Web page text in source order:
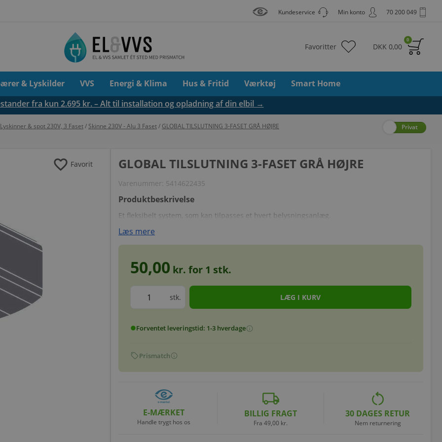
70 200 049
Min konto
Kundeservice
0
DKK 0,00
Favoritter
& Lyskilder VVS Energi & Klima Hus & Fritid Værktøj
Smart Home
fra kun 2.695 kr. – Alt til installation og opladning af din elbil →
& spot 230V, 3 Faset/ Skinne 230V - Alu 3 Faset/ GLOBAL TILSLUTNING 3-FASET GRÅ HØJRE Privat
favorite Favorit GLOBAL TILSLUTNING 3-FASET GRÅ HØJRE
Varenummer: 5414622435
Produktbeskrivelse
Et fleksibelt system, som kan tilpasses et hvert belysningsanlæg.
Læs mere
50,00 kr. for 1 stk.
stk.
circleForventet leveringstid: 1-3 hverdageinfo
sellPrismatchinfo
E-MÆRKET
Handle trygt hos os
local_shipping
BILLIG FRAGT
Fra 49,00 kr.
restart_alt
30 DAGES RETUR
Nem returnering